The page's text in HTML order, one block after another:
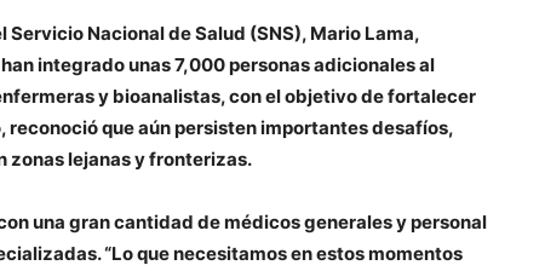
Nacional de Salud (SNS), Mario Lama,
integrado unas 7,000 personas adicionales al
y bioanalistas, con el objetivo de fortalecer
reconoció que aún persisten importantes desafíos,
zonas lejanas y fronterizas.
una gran cantidad de médicos generales y personal
“Lo que necesitamos en estos momentos